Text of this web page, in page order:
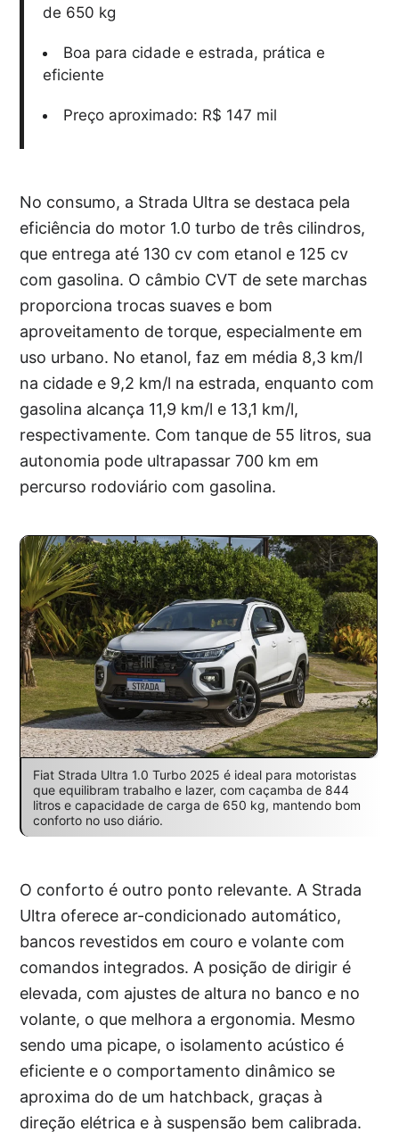
de 650 kg
Boa para cidade e estrada, prática e
eficiente
Preço aproximado: R$ 147 mil
No consumo, a Strada Ultra se destaca pela
eficiência do motor 1.0 turbo de três cilindros,
que entrega até 130 cv com etanol e 125 cv
com gasolina. O câmbio CVT de sete marchas
proporciona trocas suaves e bom
aproveitamento de torque, especialmente em
uso urbano. No etanol, faz em média 8,3 km/l
na cidade e 9,2 km/l na estrada, enquanto com
gasolina alcança 11,9 km/l e 13,1 km/l,
respectivamente. Com tanque de 55 litros, sua
autonomia pode ultrapassar 700 km em
percurso rodoviário com gasolina.
Fiat Strada Ultra 1.0 Turbo 2025 é ideal para motoristas
que equilibram trabalho e lazer, com caçamba de 844
litros e capacidade de carga de 650 kg, mantendo bom
conforto no uso diário.
O conforto é outro ponto relevante. A Strada
Ultra oferece ar-condicionado automático,
bancos revestidos em couro e volante com
comandos integrados. A posição de dirigir é
elevada, com ajustes de altura no banco e no
volante, o que melhora a ergonomia. Mesmo
sendo uma picape, o isolamento acústico é
eficiente e o comportamento dinâmico se
aproxima do de um hatchback, graças à
direção elétrica e à suspensão bem calibrada.